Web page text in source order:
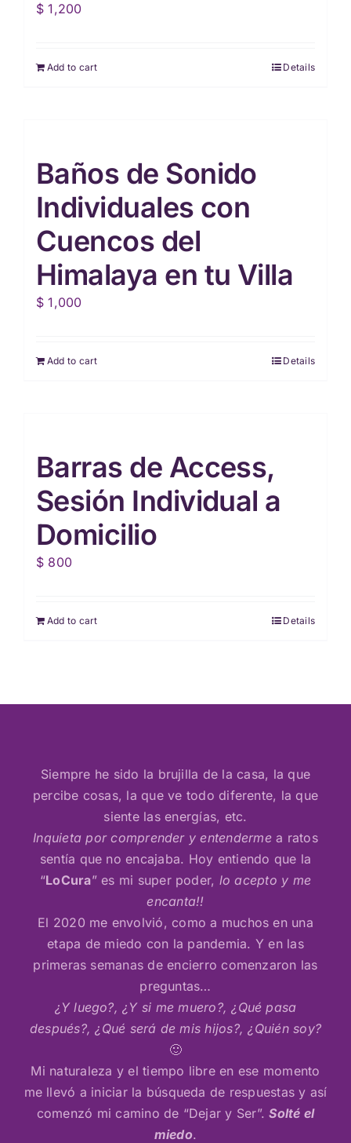
$ 1,200
Add to cart Details
Baños de Sonido
Individuales con
Cuencos del
Himalaya en tu Villa
$ 1,000
Add to cart Details
Barras de Access,
Sesión Individual a
Domicilio
$ 800
Add to cart Details
Siempre he sido la brujilla de la casa, la que
percibe cosas, la que ve todo diferente, la que
siente las energías, etc.
Inquieta por comprender y entendermea ratos
sentía que no encajaba. Hoy entiendo que la
“LoCura” es mi super poder, lo acepto y me
encanta!!
El 2020 me envolvió, como a muchos en una
etapa de miedo con la pandemia. Y en las
primeras semanas de encierro comenzaron las
preguntas…
¿Y luego?, ¿Y si me muero?, ¿Qué pasa
después?, ¿Qué será de mis hijos?, ¿Quién soy?
🙂
Mi naturaleza y el tiempo libre en ese momento
me llevó a iniciar la búsqueda de respuestas y así
comenzó mi camino de “Dejar y Ser”.Solté el
miedo.